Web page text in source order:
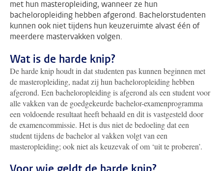
met hun masteropleiding, wanneer ze hun
bacheloropleiding hebben afgerond. Bachelorstudenten
kunnen ook niet tijdens hun keuzeruimte alvast één of
meerdere mastervakken volgen.
Wat is de harde knip?
De harde knip houdt in dat studenten pas kunnen beginnen met
de masteropleiding, nadat zij hun bacheloropleiding hebben
afgerond. Een bacheloropleiding is afgerond als een student voor
alle vakken van de goedgekeurde bachelor-examenprogramma
een voldoende resultaat heeft behaald en dit is vastgesteld door
de examencommissie. Het is dus niet de bedoeling dat een
student tijdens de bachelor al vakken volgt van een
masteropleiding; ook niet als keuzevak of om ‘uit te proberen’.